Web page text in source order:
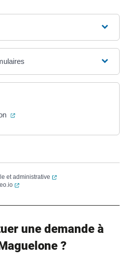
(ouverture dans un nouvel onglet)
et administrative
(ouverture dans un
(ouverture dans un nouvel onglet)
une demande à
?